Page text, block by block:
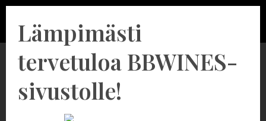
Cabernet Franc
Lämpimästi
tervetuloa BBWINES-
sivustolle!